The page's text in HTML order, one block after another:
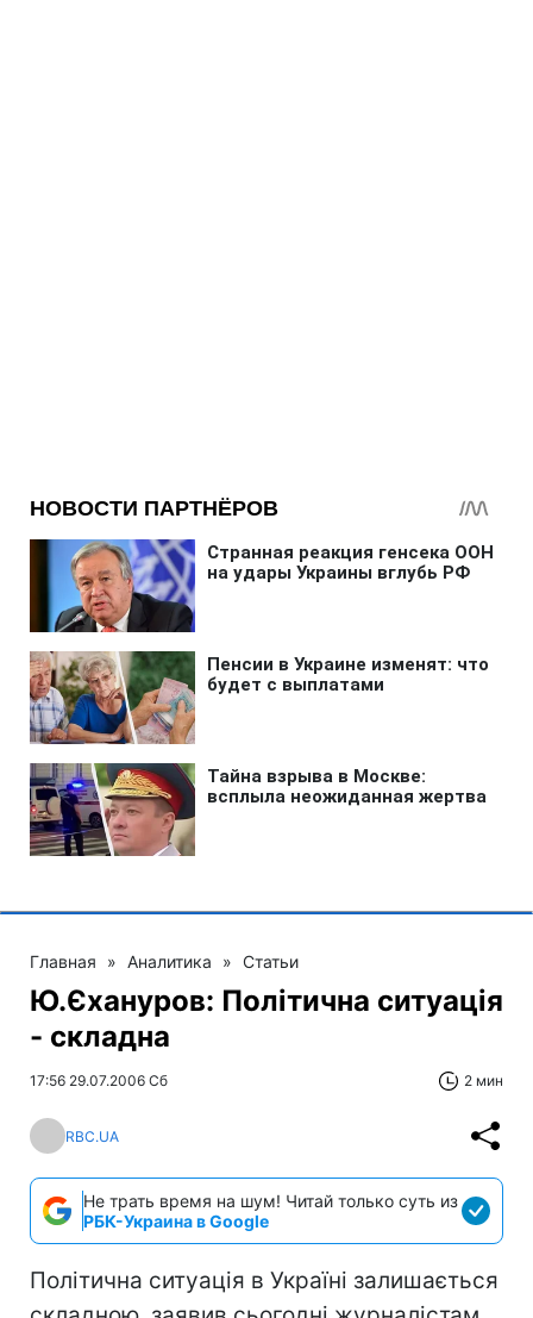
Главная » Аналитика » Статьи
Ю.Єхануров: Політична ситуація
- складна
17:56 29.07.2006 Сб 2 мин
RBC.UA
Не трать время на шум! Читай только суть из
РБК-Украина в Google
Політична ситуація в Україні залишається